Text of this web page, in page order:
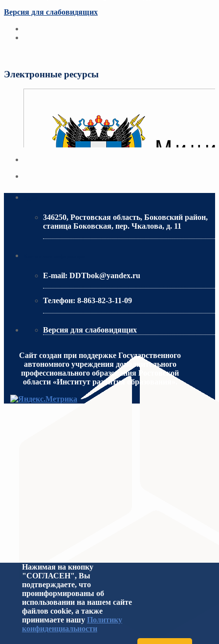
Версия для слабовидящих
Электронные ресурсы
МИНИСТЕРСТВО ПРОСВЕЩЕНИЯ
346250, Ростовская область, Боковский район,
станица Боковская, пер. Чкалова, д. 11
E-mail: DDTbok@yandex.ru
Телефон: 8-863-82-3-11-09
Версия для слабовидящих
Сайт создан при поддержке Государственного
автономного учреждения дополнительного
профессионального образования Ростовской
области «Институт развития образования».
Нажимая на кнопку
"СОГЛАСЕН", Вы
подтверждаете, что
проинформированы об
использовании на нашем сайте
файлов cookie, а также
принимаете нашу Политику
конфиденциальности